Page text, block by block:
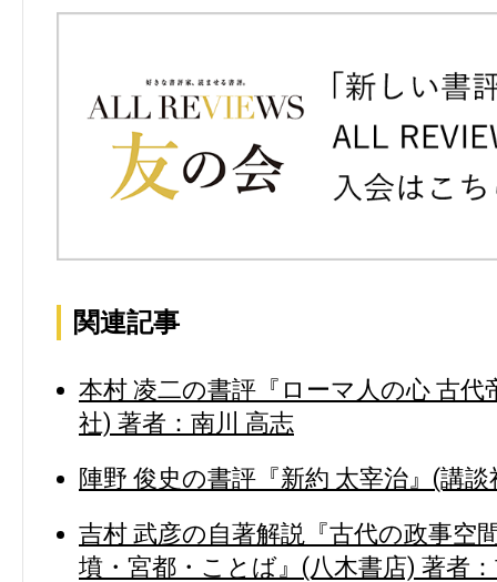
関連記事
本村 凌二の書評『ローマ人の心 古
社) 著者：南川 高志
陣野 俊史の書評『新約 太宰治』(講
吉村 武彦の自著解説『古代の政事空
墳・宮都・ことば』(八木書店) 著者